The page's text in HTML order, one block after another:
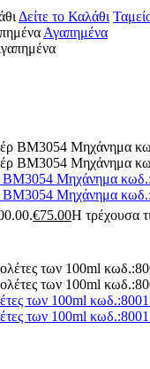
Δείτε το Καλάθι
Αγαπημένα
BM3054 Μηχάνημα
BM3054 Μηχάνημα
€75.00Η τρέχουσα
των 100ml
των 100ml